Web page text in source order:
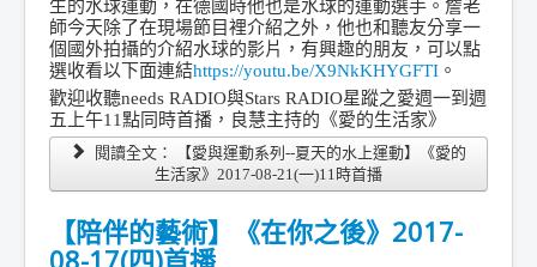
生的水球運動，在德國時他也是水球的運動選手。詹老
師今天除了在現場節目裡介紹之外，他也和聽友分享一
個國外拍攝的介紹水球的影片，有興趣的朋友，可以點
選收看以下面連結https://youtu.be/X9NkKHYGFTI 。
歡迎收聽needs RADIO與Stars RADIO星蹤之愛週一到週
五上午11點同時首播，良慧主持的《愛的生活家》
閱讀全文： 【愛與運動系列--夏天的水上運動】《愛的
生活家》2017-08-21(一)11時首播
【陪伴的藝術】《在你之後》2017-
08-17(四)首播